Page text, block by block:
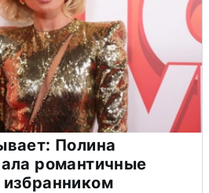
Полина
романтичные